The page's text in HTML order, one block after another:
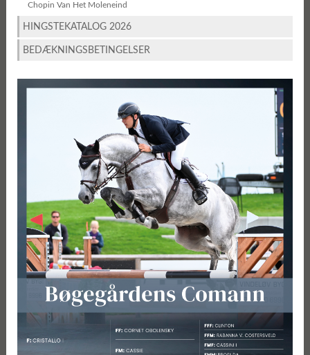
Chopin Van Het Moleneind
HINGSTEKATALOG 2026
BEDÆKNINGSBETINGELSER